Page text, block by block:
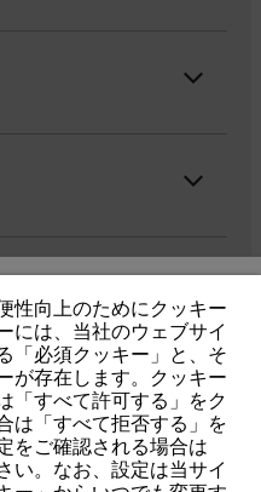
クッキー
NICHT
noch nicht unterstützen. Für
empfehlen wir Ihnen, zu
性向上のためにクッキー
には、当社のウェブサイ
「必須クッキー」と、そ
が存在します。クッキー
「すべて許可する」をク
は「すべて拒否する」を
をご確認される場合は
い。なお、設定は当サイ